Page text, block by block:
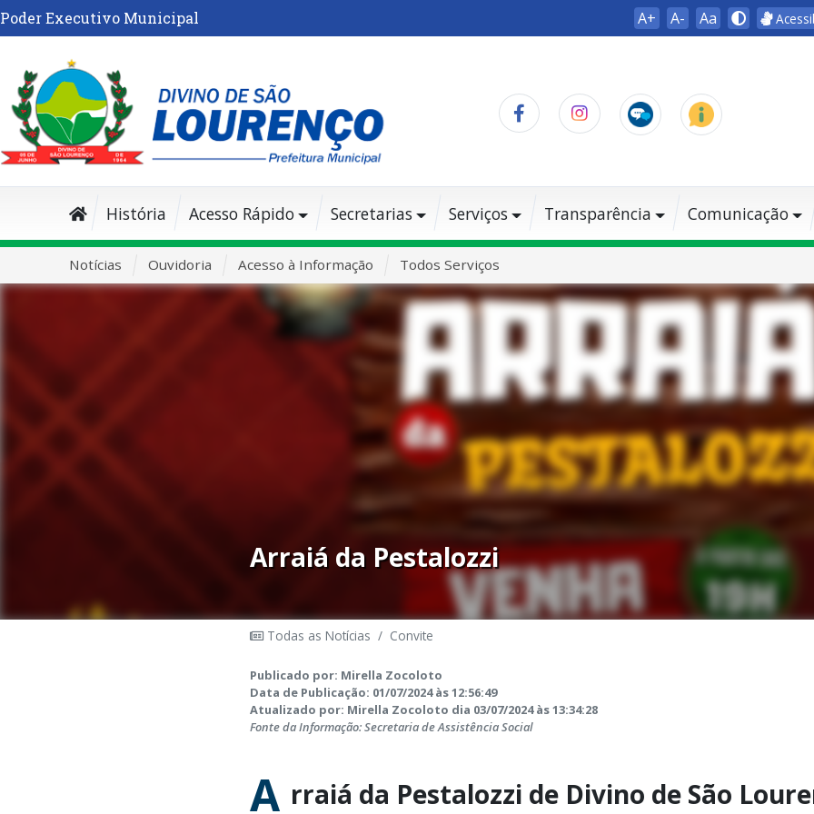
Poder Executivo Municipal A+ A- Aa
História Acesso Rápido Secretarias Serviços Transparência Comunicação
Notícias Ouvidoria Acesso à Informação Todos Serviços
Arraiá da Pestalozzi
Todas as Notícias / Convite
Publicado por: Mirella Zocoloto
Data de Publicação: 01/07/2024 às 12:56:49
Atualizado por: Mirella Zocoloto dia 03/07/2024 às 13:34:28
Fonte da Informação: Secretaria de Assistência Social
A rraiá da Pestalozzi de Divino de São